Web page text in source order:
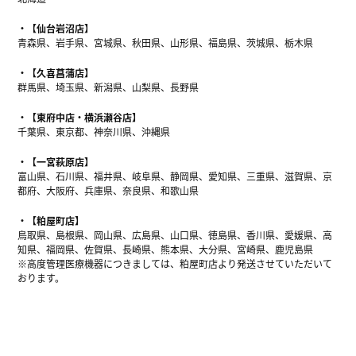
【仙台岩沼店】
青森県、岩手県、宮城県、秋田県、山形県、福島県、茨城県、栃木県
【久喜菖蒲店】
群馬県、埼玉県、新潟県、山梨県、長野県
【東府中店・横浜瀬谷店】
千葉県、東京都、神奈川県、沖縄県
【一宮萩原店】
富山県、石川県、福井県、岐阜県、静岡県、愛知県、三重県、滋賀県、京
都府、大阪府、兵庫県、奈良県、和歌山県
【粕屋町店】
鳥取県、島根県、岡山県、広島県、山口県、徳島県、香川県、愛媛県、高
知県、福岡県、佐賀県、長崎県、熊本県、大分県、宮崎県、鹿児島県
※高度管理医療機器につきましては、粕屋町店より発送させていただいて
おります。